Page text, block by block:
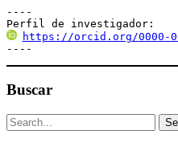
----
Perfil de investigador:
https://orcid.org/0000-
----
Buscar